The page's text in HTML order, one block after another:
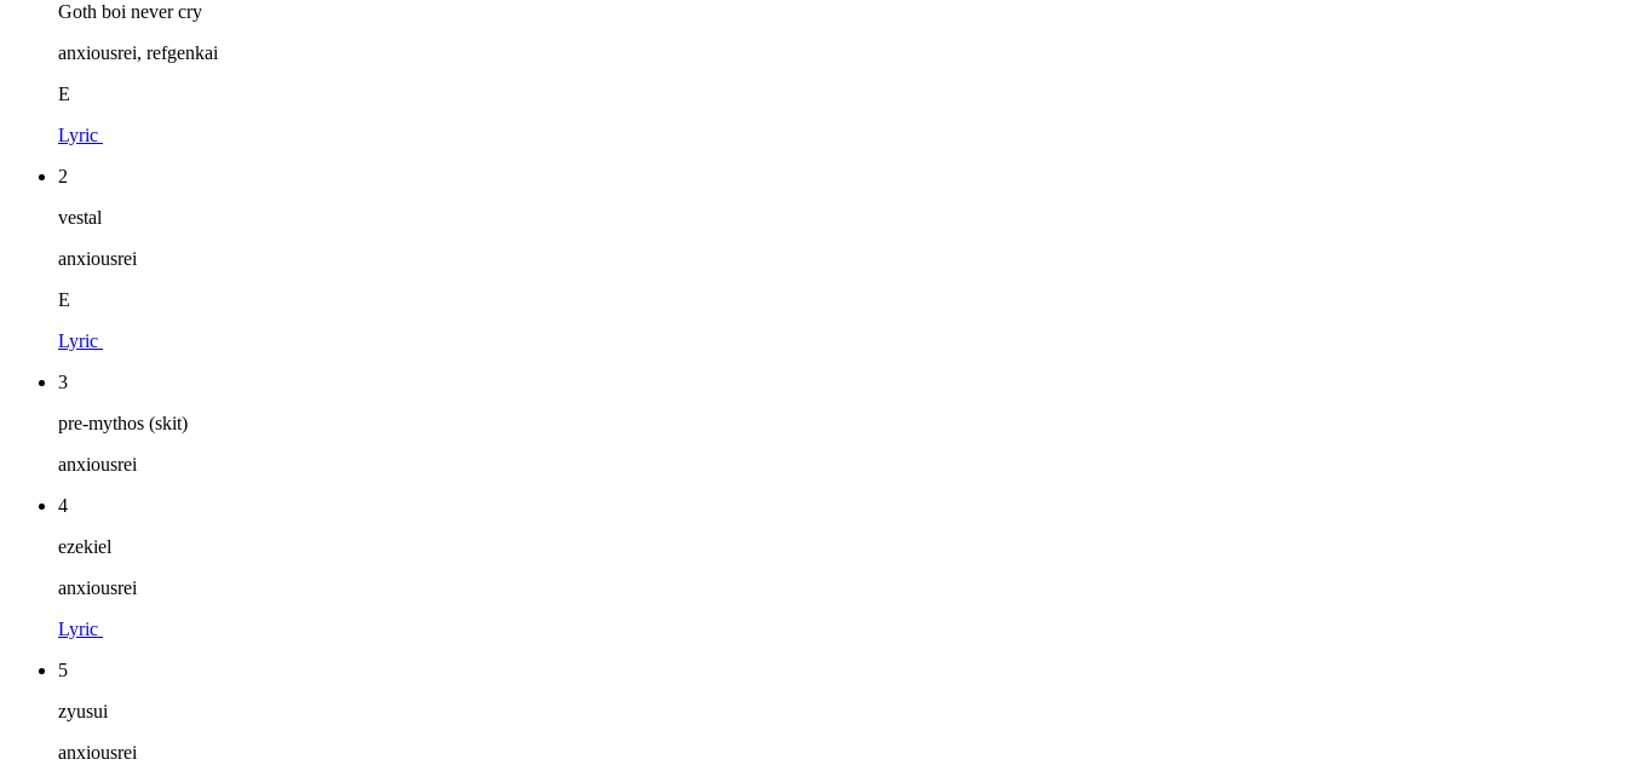
Goth boi never cry
anxiousrei, refgenkai
E
Lyric
2
vestal
anxiousrei
E
Lyric
3
pre-mythos (skit)
anxiousrei
4
ezekiel
anxiousrei
Lyric
5
zyusui
anxiousrei